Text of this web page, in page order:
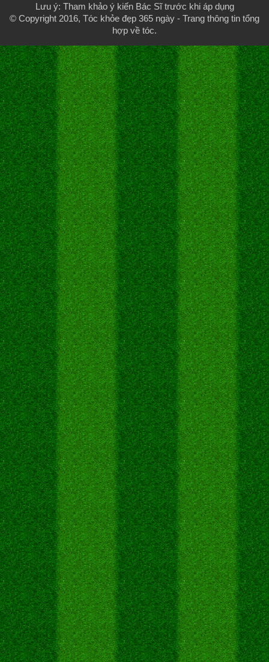
Lưu ý: Tham khảo ý kiến Bác Sĩ trước khi áp dụng
© Copyright 2016, Tóc khỏe đẹp 365 ngày - Trang thông tin tổng
hợp về tóc.